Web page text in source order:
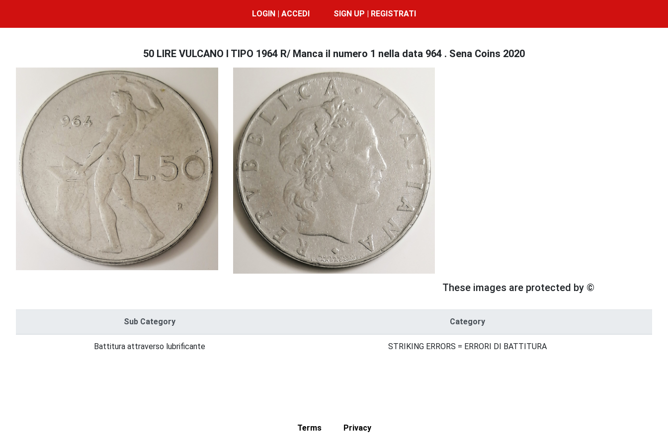
LOGIN | ACCEDI SIGN UP | REGISTRATI
50 LIRE VULCANO I TIPO 1964 R/ Manca il numero 1 nella data 964 . Sena Coins 2020
These images are protected by ©
Sub Category Category
Battitura attraverso lubrificante STRIKING ERRORS = ERRORI DI BATTITURA
Terms Privacy